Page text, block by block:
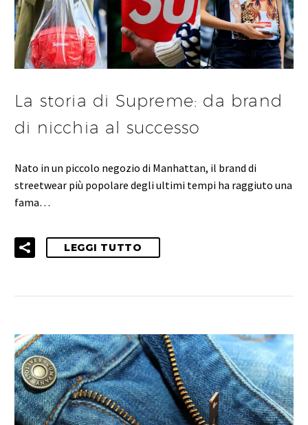
La storia di Supreme: da brand
di nicchia al successo
Nato in un piccolo negozio di Manhattan, il brand di
streetwear più popolare degli ultimi tempi ha raggiuto una
fama…
LEGGI TUTTO